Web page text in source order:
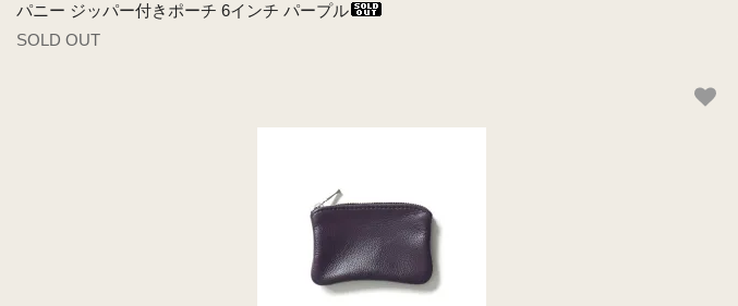
パニー ジッパー付きポーチ 6インチ パープル
SOLD OUT